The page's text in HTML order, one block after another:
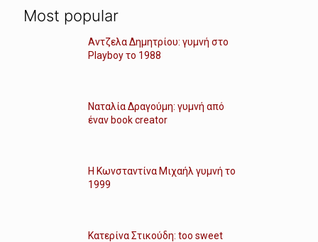
Most popular
Αντζελα Δημητρίου: γυμνή στο
Playboy το 1988
Ναταλία Δραγούμη: γυμνή από
έναν book creator
Η Κωνσταντίνα Μιχαήλ γυμνή το
1999
Κατερίνα Στικούδη: too sweet